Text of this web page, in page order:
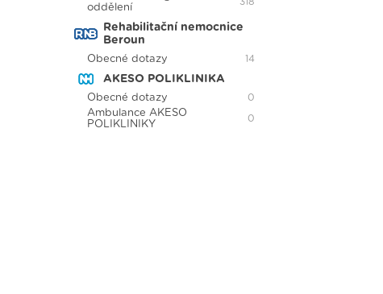
oddělení
Rehabilitační nemocnice
Beroun
Obecné dotazy 14
AKESO POLIKLINIKA
Obecné dotazy 0
Ambulance AKESO
POLIKLINIKY
0